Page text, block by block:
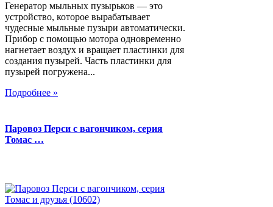
Генератор мыльных пузырьков — это
устройство, которое вырабатывает
чудесные мыльные пузыри автоматически.
Прибор с помощью мотора одновременно
нагнетает воздух и вращает пластинки для
создания пузырей. Часть пластинки для
пузырей погружена...
Подробнее »
Паровоз Перси с вагончиком, серия
Томас …